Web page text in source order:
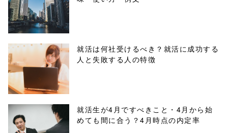
content/themes
/tapbiz_theme/
parts/sns-
buttons.php on
line10
/1045774"
onclick="windo
就活は何社受けるべき？就活に成功する
人と失敗する人の特徴
就活生が4月ですべきこと・4月から始
めても間に合う？4月時点の内定率